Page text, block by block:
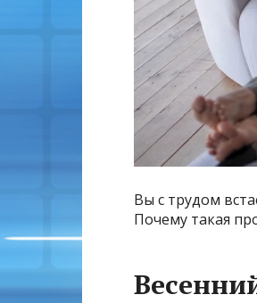
Вы с трудом
Почему такая